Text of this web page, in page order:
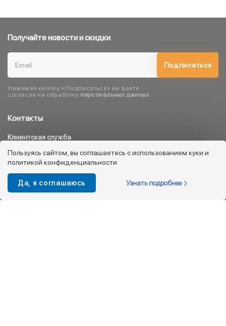
Контакты
Клиентская служба
8 800 333 08 45
info@kotofey.ru
Магазины в Москва (50)
Получайте новости и скидки
Подписаться
Нажимая кнопку «Подписаться» вы даете
согласие на обработку персональных данных
Пользуясь сайтом, вы соглашаетесь с использованием куки и
политикой конфиденциальности
Да, я соглашаюсь Узнать подробнее